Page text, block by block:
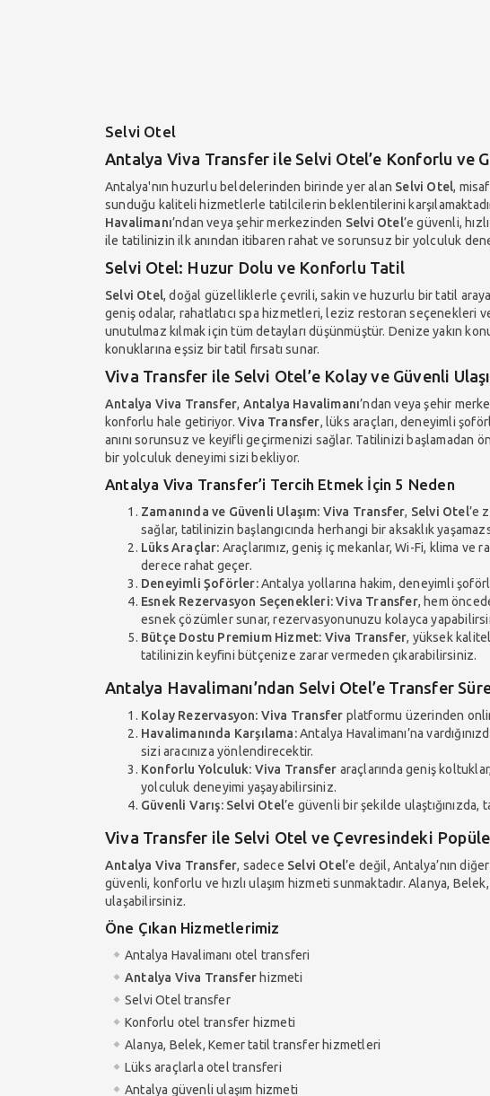
Selvi Otel
Antalya Viva Transfer ile Selvi Otel’e Konforlu ve
Antalya'nın huzurlu beldelerinden birinde yer alan Selvi Otel,
sunduğu kaliteli hizmetlerle tatilcilerin beklentilerini
Havalimanı’ndan veya şehir merkezinden Selvi Otel’e güvenli,
ile tatilinizin ilk anından itibaren rahat ve sorunsuz bir yolculuk
Selvi Otel: Huzur Dolu ve Konforlu Tatil
Selvi Otel, doğal güzelliklerle çevrili, sakin ve huzurlu bir tatil
geniş odalar, rahatlatıcı spa hizmetleri, leziz restoran seçenekleri
unutulmaz kılmak için tüm detayları düşünmüştür. Denize yakın
konuklarına eşsiz bir tatil fırsatı sunar.
Viva Transfer ile Selvi Otel’e Kolay ve Güvenli
Antalya Viva Transfer, Antalya Havalimanı’ndan veya şehir
konforlu hale getiriyor. Viva Transfer, lüks araçları, deneyimli
anını sorunsuz ve keyifli geçirmenizi sağlar. Tatilinizi başlamadan
bir yolculuk deneyimi sizi bekliyor.
Antalya Viva Transfer’i Tercih Etmek İçin 5 Neden
Zamanında ve Güvenli Ulaşım: Viva Transfer, Selvi Otel’e
sağlar, tatilinizin başlangıcında herhangi bir aksaklık
Lüks Araçlar: Araçlarımız, geniş iç mekanlar, Wi-Fi, klima ve
derece rahat geçer.
Deneyimli Şoförler:Antalya yollarına hakim, deneyimli
Esnek Rezervasyon Seçenekleri: Viva Transfer, hem
esnek çözümler sunar, rezervasyonunuzu kolayca
Bütçe Dostu Premium Hizmet: Viva Transfer, yüksek
tatilinizin keyfini bütçenize zarar vermeden çıkarabilirsiniz.
Antalya Havalimanı’ndan Selvi Otel’e Transfer
Kolay Rezervasyon: Viva Transfer platformu üzerinden
Havalimanında Karşılama:Antalya Havalimanı’na
sizi aracınıza yönlendirecektir.
Konforlu Yolculuk: Viva Transfer araçlarında geniş
yolculuk deneyimi yaşayabilirsiniz.
Güvenli Varış: Selvi Otel’e güvenli bir şekilde
Viva Transfer ile Selvi Otel ve Çevresindeki
Antalya Viva Transfer, sadece Selvi Otel’e değil, Antalya’nın
güvenli, konforlu ve hızlı ulaşım hizmeti sunmaktadır. Alanya,
ulaşabilirsiniz.
Öne Çıkan Hizmetlerimiz
Antalya Havalimanı otel transferi
Antalya Viva Transfer hizmeti
Selvi Otel transfer
Konforlu otel transfer hizmeti
Alanya, Belek, Kemer tatil transfer hizmetleri
Lüks araçlarla otel transferi
Antalya güvenli ulaşım hizmeti